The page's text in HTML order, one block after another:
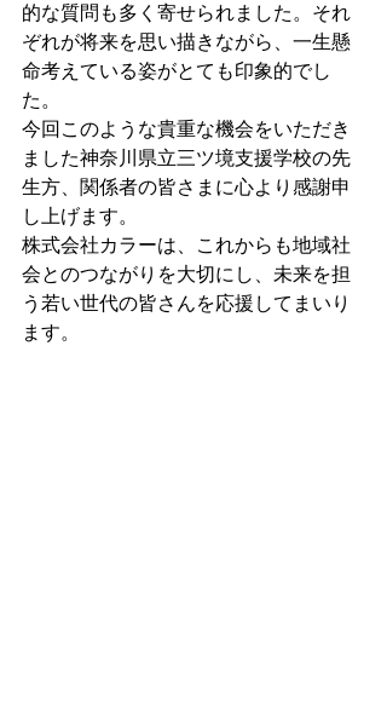
的な質問も多く寄せられました。それ
ぞれが将来を思い描きながら、一生懸
命考えている姿がとても印象的でし
た。
今回このような貴重な機会をいただき
ました神奈川県立三ツ境支援学校の先
生方、関係者の皆さまに心より感謝申
し上げます。
株式会社カラーは、これからも地域社
会とのつながりを大切にし、未来を担
う若い世代の皆さんを応援してまいり
ます。